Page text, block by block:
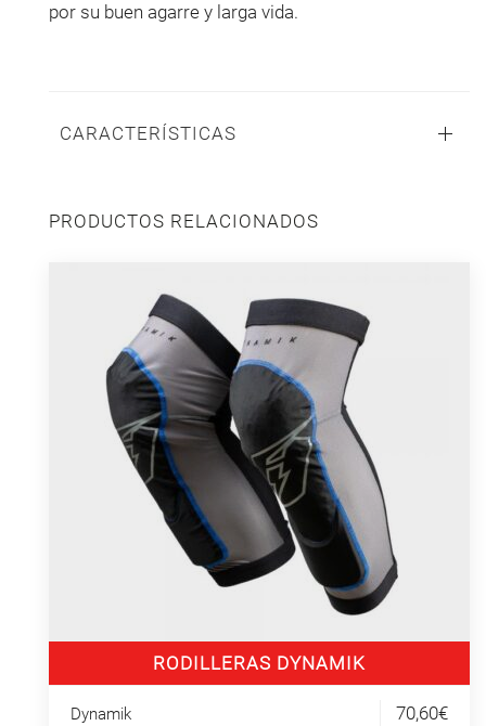
por su buen agarre y larga vida.
CARACTERÍSTICAS
PRODUCTOS RELACIONADOS
RODILLERAS DYNAMIK
Dynamik 70,60€